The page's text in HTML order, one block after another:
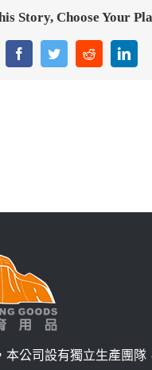
Story, Choose Your
FacebookTwitterReddit
本公司設有獨立生產團隊